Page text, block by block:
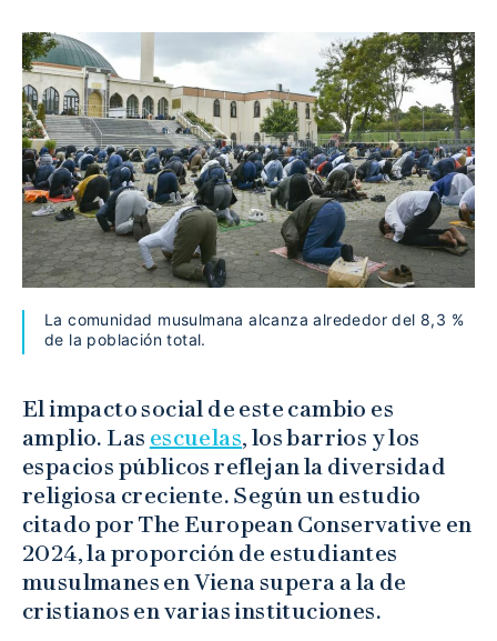
La comunidad musulmana alcanza alrededor del 8,3 %
de la población total.
El impacto social de este cambio es
amplio. Las escuelas, los barrios y los
espacios públicos reflejan la diversidad
religiosa creciente. Según un estudio
citado por The European Conservative en
2024, la proporción de estudiantes
musulmanes en Viena supera a la de
cristianos en varias instituciones.